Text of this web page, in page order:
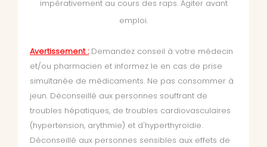
impérativement au cours des raps. Agiter avant
emploi.
Avertissement : Demandez conseil à votre médecin
et/ou pharmacien et informez le en cas de prise
simultanée de médicaments. Ne pas consommer à
jeun. Déconseillé aux personnes souffrant de
troubles hépatiques, de troubles cardiovasculaires
(hypertension, arythmie) et d'hyperthyroïdie.
Déconseillé aux personnes sensibles aux effets de